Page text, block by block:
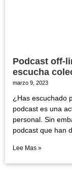
Podcast off-
escucha
marzo 9, 2023
¿Has escuchado
podcast es una
personal. Sin
podcast que han
Lee Mas »